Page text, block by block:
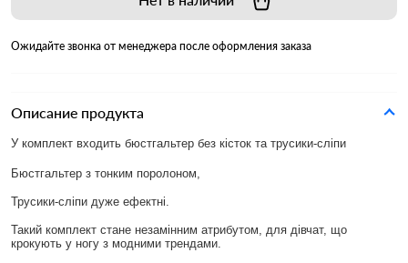
Ожидайте звонка от менеджера после оформления заказа
Описание продукта
У комплект входить бюстгальтер без кісток та трусики-сліпи
Бюстгальтер з тонким поролоном,
Трусики-сліпи дуже ефектні.
Такий комплект стане незамінним атрибутом, для дівчат, що
крокують у ногу з модними трендами.